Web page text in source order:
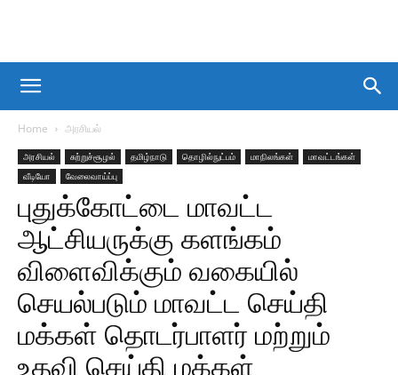
Home அரசியல்
அரசியல் சுற்றுச்சூழல் தமிழ்நாடு தொழில்நுட்பம் மாநிலங்கள்
மாவட்டங்கள்
வீடியோ
வேலைவாய்ப்பு
புதுக்கோட்டை மாவட்ட
ஆட்சியருக்கு களங்கம்
விளைவிக்கும் வகையில்
செயல்படும் மாவட்ட செய்தி
மக்கள் தொடர்பாளர் மற்றும்
உதவி செய்தி மக்கள்